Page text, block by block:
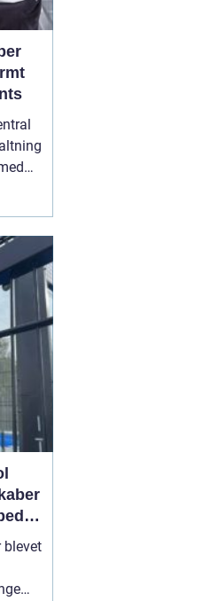
blevet